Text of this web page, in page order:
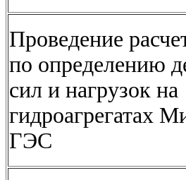
Проведение
по определению
сил и нагрузок на
гидроагрегатах
ГЭС